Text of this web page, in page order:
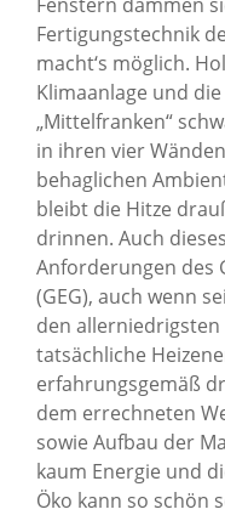
Fertigungstechnik
macht‘s möglich.
Klimaanlage und
„Mittelfranken“
in ihren vier
behaglichen
bleibt die Hitze
drinnen. Auch
Anforderungen des
(GEG), auch wenn
den allerniedrigsten
tatsächliche
erfahrungsgemäß
dem errechneten
sowie Aufbau der
kaum Energie und
Öko kann so schön